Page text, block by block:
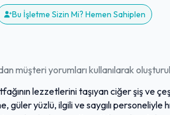
Bu İşletme Sizin Mi? Hemen Sahiplen
müşteri yorumları kullanılarak
lezzetlerini taşıyan ciğer şiş ve
yüzlü, ilgili ve saygılı personeliyle